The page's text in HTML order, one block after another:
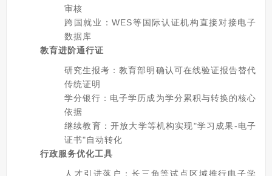
审核
跨国就业：WES等国际认证机构直接对接电子
数据库
教育进阶通行证
研究生报考：教育部明确认可在线验证报告替代
传统证明
学分银行：电子学历成为学分累积与转换的核心
依据
继续教育：开放大学等机构实现"学习成果-电子
证书"自动转化
行政服务优化工具
人才引进落户：长三角等试点区域推行电子学